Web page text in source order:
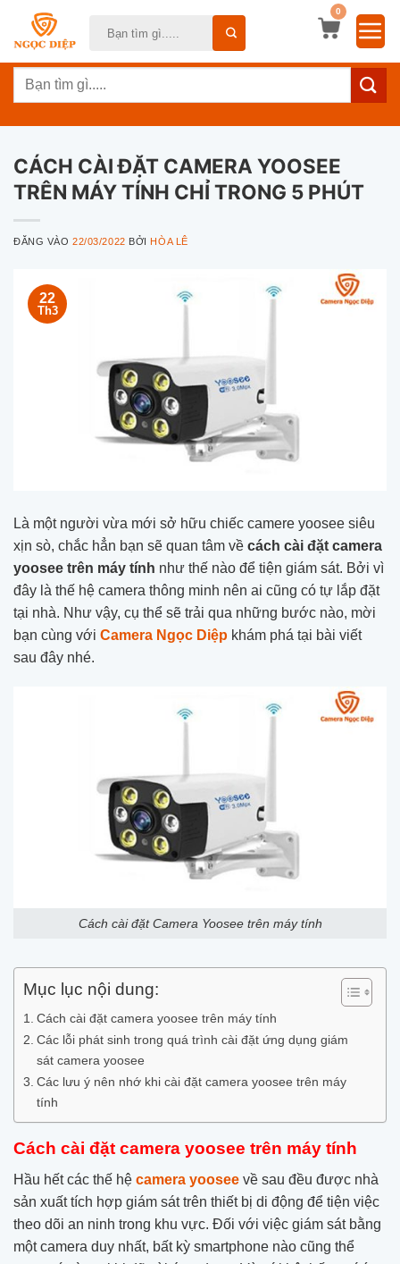
dung
0
Tìm
CÁCH CÀI ĐẶT CAMERA YOOSEE
TRÊN MÁY TÍNH CHỈ TRONG 5 PHÚT
ĐĂNG VÀO22/03/2022 BỞIHÒA LÊ
22
Th3
Là một người vừa mới sở hữu chiếc camere yoosee siêu
xịn sò, chắc hẳn bạn sẽ quan tâm về cách cài đặt camera
yoosee trên máy tính như thế nào để tiện giám sát. Bởi vì
đây là thế hệ camera thông minh nên ai cũng có tự lắp đặt
tại nhà. Như vậy, cụ thể sẽ trải qua những bước nào, mời
bạn cùng với Camera Ngọc Diệp khám phá tại bài viết
sau đây nhé.
Cách cài đặt Camera Yoosee trên máy tính
Mục lục nội dung:
Cách cài đặt camera yoosee trên máy tính
Các lỗi phát sinh trong quá trình cài đặt ứng dụng giám
sát camera yoosee
Các lưu ý nên nhớ khi cài đặt camera yoosee trên máy
tính
Cách cài đặt camera yoosee trên máy tính
Hầu hết các thế hệ camera yoosee về sau đều được nhà
sản xuất tích hợp giám sát trên thiết bị di động để tiện việc
theo dõi an ninh trong khu vực. Đối với việc giám sát bằng
một camera duy nhất, bất kỳ smartphone nào cũng thể